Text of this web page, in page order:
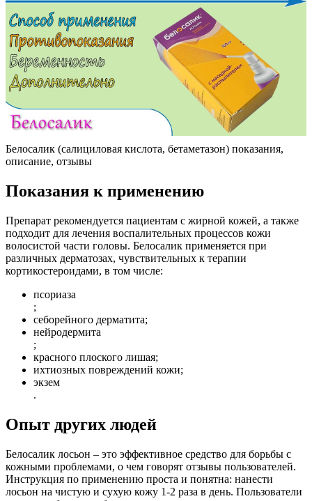
Белосалик (салициловая кислота, бетаметазон) показания,
описание, отзывы
Показания к применению
Препарат рекомендуется пациентам с жирной кожей, а также
подходит для лечения воспалительных процессов кожи
волосистой части головы. Белосалик применяется при
различных дерматозах, чувствительных к терапии
кортикостероидами, в том числе:
псориаза
;
себорейного дерматита;
нейродермита
;
красного плоского лишая;
ихтиозных повреждений кожи;
экзем
.
Опыт других людей
Белосалик лосьон – это эффективное средство для борьбы с
кожными проблемами, о чем говорят отзывы пользователей.
Инструкция по применению проста и понятна: нанести
лосьон на чистую и сухую кожу 1-2 раза в день. Пользователи